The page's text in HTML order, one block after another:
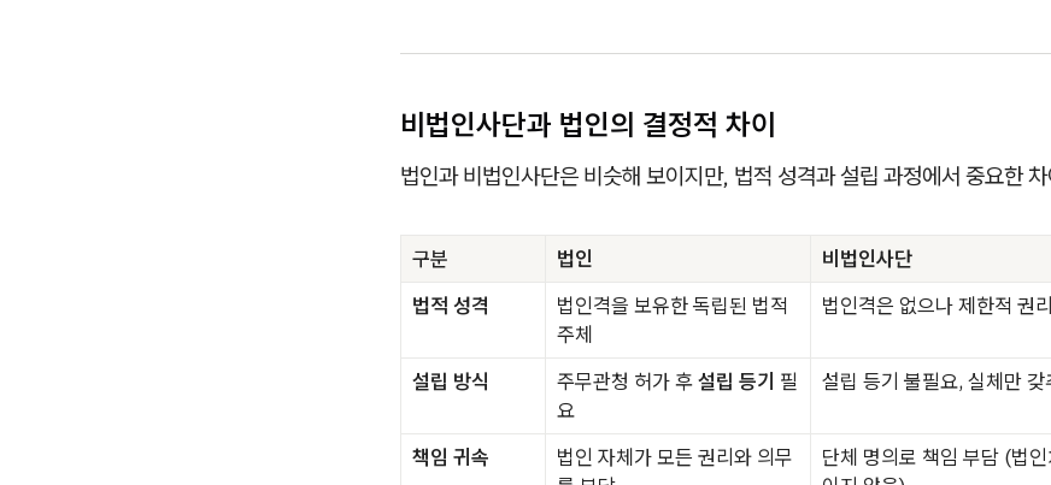
비법인사단과 법인의 결정적 차이
법인과 비법인사단은 비슷해 보이지만, 법적 성격과 설립 과정에서 중요한
구분 법인
비법인사단
법적 성격
법인격을 보유한 독립된 법적
주체
법인격은 없으나 제한적 권
설립 방식 주무관청 허가 후설립 등기 필
요
설립 등기 불필요, 실체만 갖
책임 귀속
법인 자체가 모든 권리와 의무
단체 명의로 책임 부담 (법